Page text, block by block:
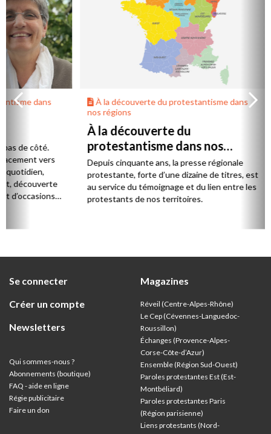
À la découverte du protestantisme dans
nos régions
À la découverte du
protestantisme dans nos
régions
Depuis cinquante ans, la presse régionale
protestante, forte d’une dizaine de titres, est
au service du témoignage et du lien entre les
protestants de nos territoires.
À la
pour
Die)
Se connecter
Créer un compte
Newsletters
Qui sommes-nous ?
Abonnements (boutique)
FAQ - aide en ligne
Régie publicitaire
Faire un don
Magazines
Réveil (Centre-Alpes-Rhône)
Le Cep (Cévennes-Languedoc-
Roussillon)
Échanges (Provence-Alpes-
Corse-Côte-d’Azur)
Ensemble (Région Sud-Ouest)
Paroles protestantes Est (Est-
Montbéliard)
Paroles protestantes Paris
(Région parisienne)
Liens protestants (Nord-